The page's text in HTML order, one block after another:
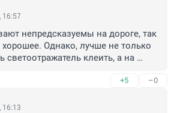
и это не проблема школы/
полицейских/наличия
ПДД и осмотрительного
и в близи её.
все просто - у нас светлого
утром когда организм отдохнул
когда все устали.
16:57
непредсказуемы на дороге, так
Однако, лучше не только
светоотражатель клеить, а на
+5 –0
16:13